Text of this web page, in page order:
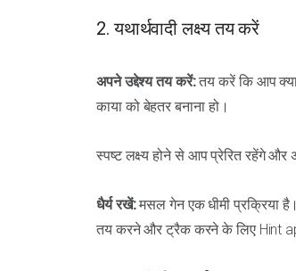
2. यथार्थवादी लक्ष्य तय करें
अपने उद्देश्य तय करें:तय करें कि आप क्या
काया को बेहतर बनाना हो।
स्पष्ट लक्ष्य होने से आप प्रेरित रहेंगे और
धैर्य रखें:मसल गेन एक धीमी प्रक्रिया
तय करने और ट्रैक करने के लिए Hint